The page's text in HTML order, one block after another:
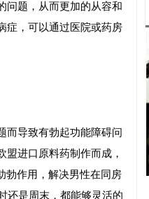
问题，从而更加的从容和
症，可以通过医院或药房
而导致有勃起功能障碍问
进口原料药制作而成，
勃作用，解决男性在同房
还是周末，都能够灵活的